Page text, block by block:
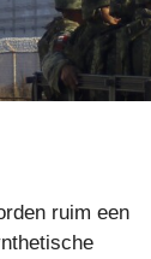
ruim een